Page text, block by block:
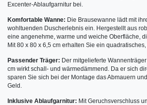
Excenter-Ablaufgarnitur bei.
Komfortable Wanne: Die Brausewanne lädt mit
wohltuenden Duscherlebnis ein. Hergestellt aus
eine angenehme, warme und weiche Oberfläche,
Mit 80 x 80 x 6,5 cm erhalten Sie ein
Passender Träger: Der mitgelieferte
cm wirkt schall- und wärmedämmend. Da er sich
sparen Sie sich bei der Montage das Abmauern
Geld.
Inklusive Ablaufgarnitur: Mit Geruchsverschluss